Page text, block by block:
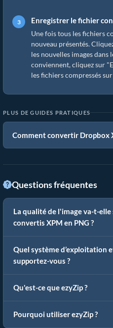
Enregistrer le fichier
Une fois tous les fichiers
nouveau présentés.
les nouvelles images dans
conviennent, cliquez sur
les fichiers compressés
PLUS DE GUIDES PRATIQUES
Comment convertir Dropbox
Questions fréquentes
La qualité de l'image va-t-
convertis XPM en PNG ?
Quel système d’exploitation
supportez-vous ?
Qu'est-ce que ezyZip ?
Pourquoi utiliser ezyZip ?